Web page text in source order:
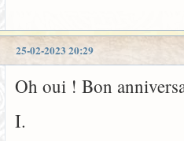
25-02-2023 20:29
Oh oui ! Bon
I.